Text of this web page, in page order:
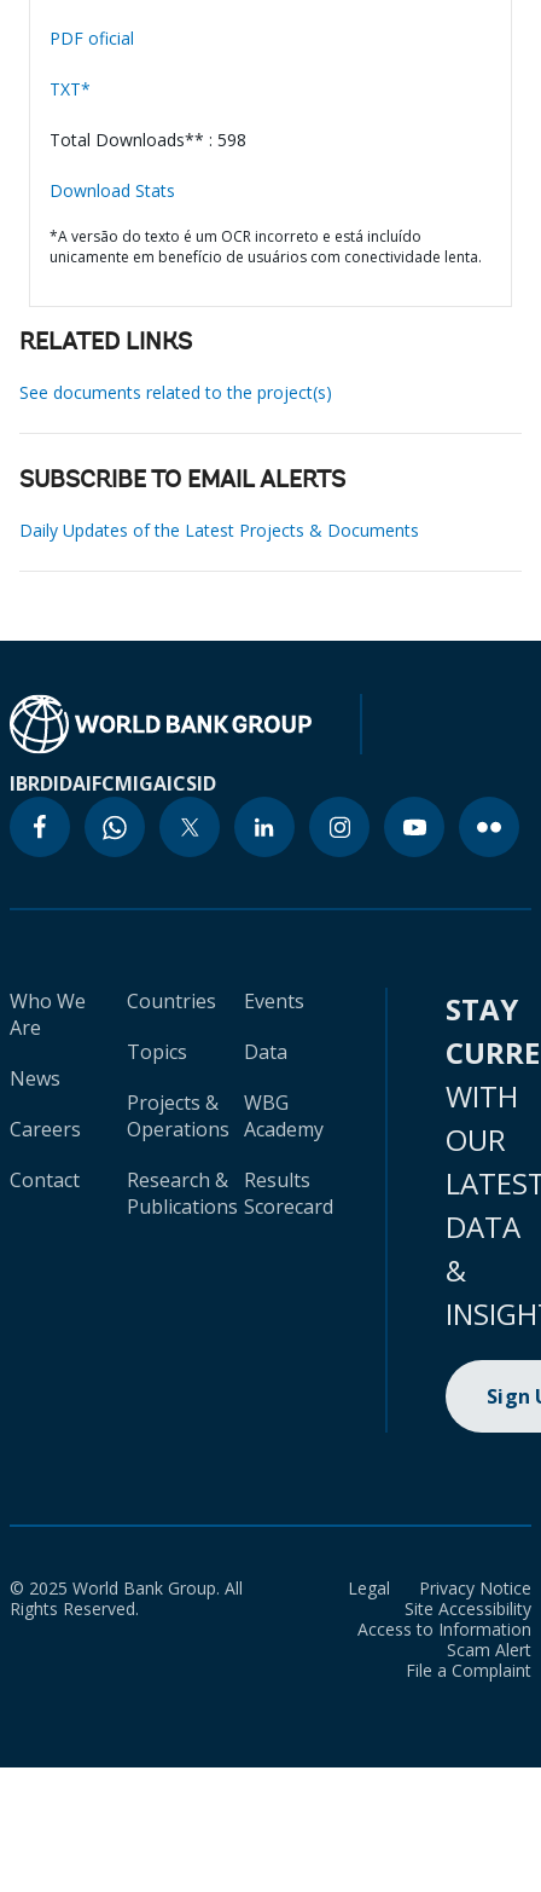
PDF oficial
TXT*
Total Downloads** : 598
Download Stats
*A versão do texto é um OCR incorreto e está incluído
unicamente em benefício de usuários com conectividade lenta.
RELATED LINKS
See documents related to the project(s)
SUBSCRIBE TO EMAIL ALERTS
Daily Updates of the Latest Projects & Documents
IBRDIDAIFCMIGAICSID
Who We
Are
News
Careers
Contact
Countries
Topics
Projects &
Operations
Research &
Publications
Events
Data
WBG
Academy
Results
Scorecard
STAY
WITH
OUR
DATA
&
Sign
© 2025 World Bank Group. All
Rights Reserved.
Legal
Privacy Notice
Site Accessibility
Access to Information
Scam Alert
File a Complaint